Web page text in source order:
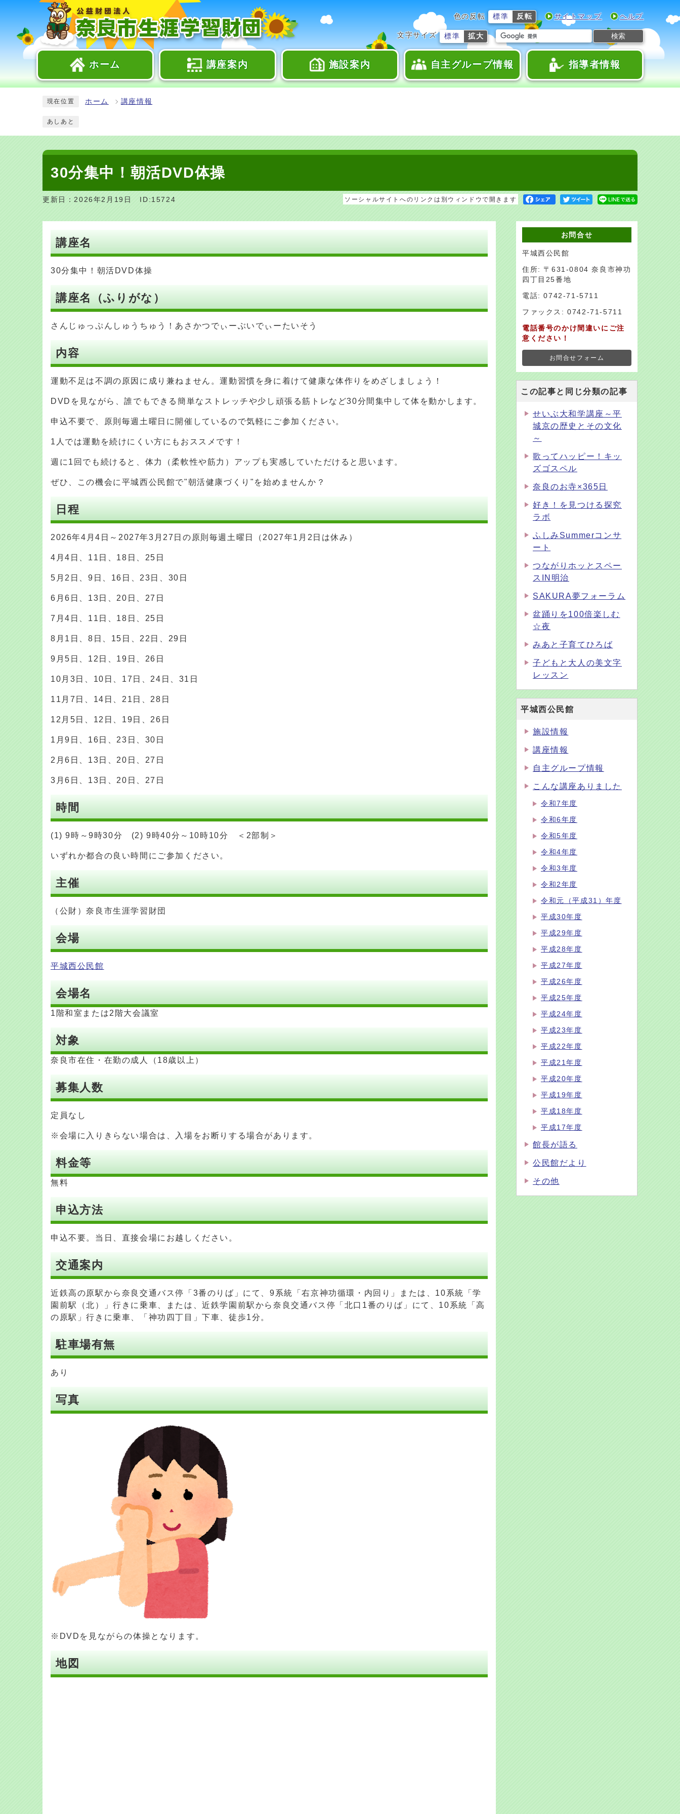
色の反転 標準 反転 サイトマップ ヘルプ
文字サイズ 標準 拡大 検索
ホーム 講座案内 施設案内 自主グループ情報 指導者情報
現在位置 ホーム 講座情報
あしあと
30分集中！朝活DVD体操
更新日：2026年2月19日 ID:15724 ソーシャルサイトへのリンクは別ウィンドウで開きます
講座名
30分集中！朝活DVD体操
講座名（ふりがな）
さんじゅっぷんしゅうちゅう！あさかつでぃーぶいでぃーたいそう
内容
運動不足は不調の原因に成り兼ねません。運動習慣を身に着けて健康な体作りをめざしましょう！
DVDを見ながら、誰でもできる簡単なストレッチや少し頑張る筋トレなど30分間集中して体を動かします。
申込不要で、原則毎週土曜日に開催しているので気軽にご参加ください。
1人では運動を続けにくい方にもおススメです！
週に1回でも続けると、体力（柔軟性や筋力）アップも実感していただけると思います。
ぜひ、この機会に平城西公民館で"朝活健康づくり"を始めませんか？
日程
2026年4月4日～2027年3月27日の原則毎週土曜日（2027年1月2日は休み）
4月4日、11日、18日、25日
5月2日、9日、16日、23日、30日
6月6日、13日、20日、27日
7月4日、11日、18日、25日
8月1日、8日、15日、22日、29日
9月5日、12日、19日、26日
10月3日、10日、17日、24日、31日
11月7日、14日、21日、28日
12月5日、12日、19日、26日
1月9日、16日、23日、30日
2月6日、13日、20日、27日
3月6日、13日、20日、27日
時間
(1) 9時～9時30分 (2) 9時40分～10時10分 ＜2部制＞
いずれか都合の良い時間にご参加ください。
主催
（公財）奈良市生涯学習財団
会場
平城西公民館
会場名
1階和室または2階大会議室
対象
奈良市在住・在勤の成人（18歳以上）
募集人数
定員なし
※会場に入りきらない場合は、入場をお断りする場合があります。
料金等
無料
申込方法
申込不要。当日、直接会場にお越しください。
交通案内
近鉄高の原駅から奈良交通バス停「3番のりば」にて、9系統「右京神功循環・内回り」または、10系統「学
園前駅（北）」行きに乗車、または、近鉄学園前駅から奈良交通バス停「北口1番のりば」にて、10系統「高
の原駅」行きに乗車、「神功四丁目」下車、徒歩1分。
駐車場有無
あり
写真
※DVDを見ながらの体操となります。
地図
お問合せ
平城西公民館
住所: 〒631-0804 奈良市神功
四丁目25番地
電話: 0742-71-5711
ファックス: 0742-71-5711
電話番号のかけ間違いにご注
意ください！
お問合せフォーム
この記事と同じ分類の記事
せいぶ大和学講座～平
城京の歴史とその文化
～
歌ってハッピー！キッ
ズゴスペル
奈良のお寺×365日
好き！を見つける探究
ラボ
ふしみSummerコンサ
ート
つながりホッとスペー
スIN明治
SAKURA夢フォーラム
盆踊りを100倍楽しむ
☆夜
みあと子育てひろば
子どもと大人の美文字
レッスン
平城西公民館
施設情報
講座情報
自主グループ情報
こんな講座ありました
令和7年度
令和6年度
令和5年度
令和4年度
令和3年度
令和2年度
令和元（平成31）年度
平成30年度
平成29年度
平成28年度
平成27年度
平成26年度
平成25年度
平成24年度
平成23年度
平成22年度
平成21年度
平成20年度
平成19年度
平成18年度
平成17年度
館長が語る
公民館だより
その他